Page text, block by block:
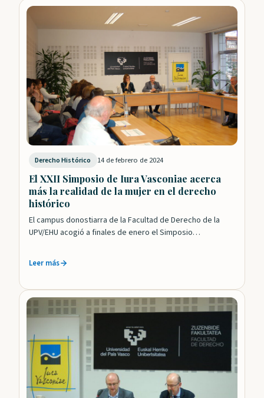
Derecho Histórico 14 de febrero de 2024
El XXII Simposio de Iura Vasconiae acerca
más la realidad de la mujer en el derecho
histórico
El campus donostiarra de la Facultad de Derecho de la
UPV/EHU acogió a finales de enero el Simposio
Leer más